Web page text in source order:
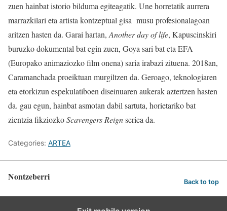
zuen hainbat istorio bilduma egiteagatik. Une horretatik aurrera
marrazkilari eta artista kontzeptual gisa musu profesionalagoan
aritzen hasten da. Garai hartan,Another day of life, Kapuscinskiri
buruzko dokumental bat egin zuen, Goya sari bat eta EFA
(Europako animaziozko film onena) saria irabazi zituena. 2018an,
Caramanchada proeiktuan murgiltzen da. Geroago, teknologiaren
eta etorkizun espekulatiboen diseinuaren aukerak aztertzen hasten
da. gau egun, hainbat asmotan dabil sartuta, horietariko bat
zientzia fikziozkoScavengers Reignseriea da.
Categories: ARTEA
Nontzeberri Back to top